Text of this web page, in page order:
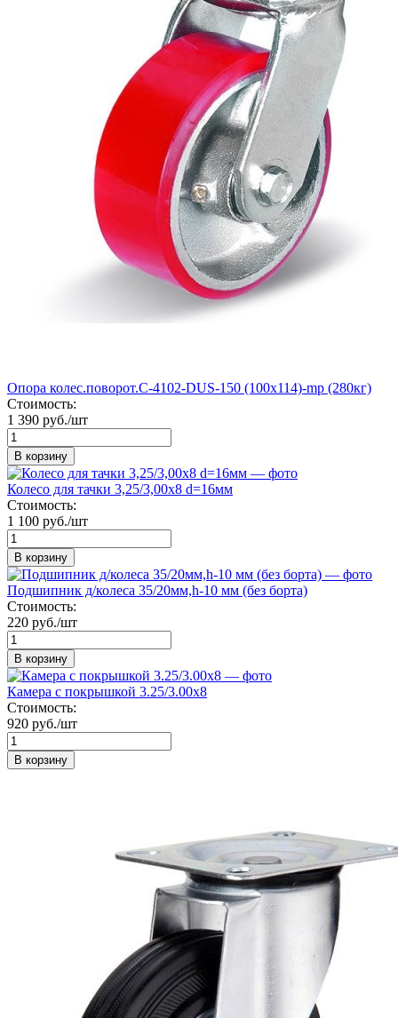
Опора колес.поворот.С-4102-DUS-150 (100х114)-mp (280кг)
Стоимость:
1 390 руб./шт
В корзину
Колесо для тачки 3,25/3,00х8 d=16мм
Стоимость:
1 100 руб./шт
В корзину
Подшипник д/колеса 35/20мм,h-10 мм (без борта)
Стоимость:
220 руб./шт
В корзину
Камера с покрышкой 3.25/3.00х8
Стоимость:
920 руб./шт
В корзину